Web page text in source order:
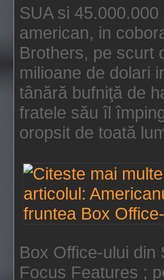
SUA si
american, in
Brothers, pe scurt
milioane de dolari
tânără bufniţă de
fratele său îl
oropsit de toată
Box Office-ului din
Focus Features ;